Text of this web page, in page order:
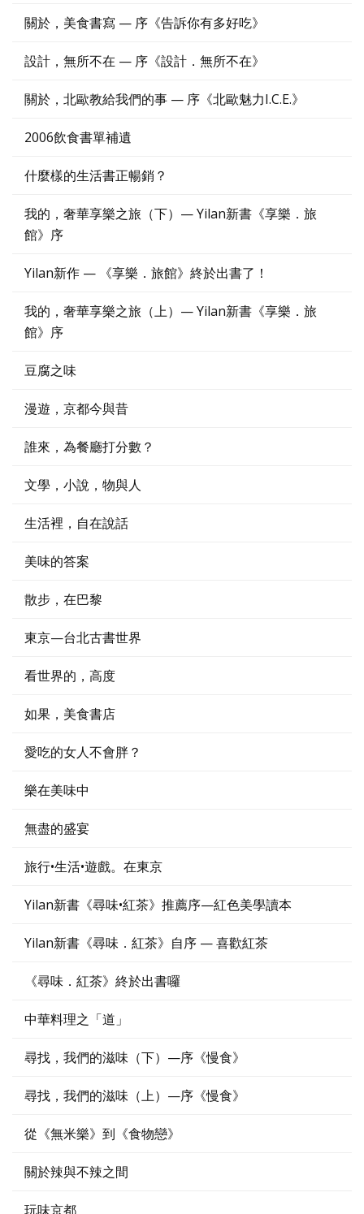
關於，美食書寫 — 序《告訴你有多好吃》
設計，無所不在 — 序《設計．無所不在》
關於，北歐教給我們的事 — 序《北歐魅力I.C.E.》
2006飲食書單補遺
什麼樣的生活書正暢銷？
我的，奢華享樂之旅（下）— Yilan新書《享樂．旅
館》序
Yilan新作 — 《享樂．旅館》終於出書了！
我的，奢華享樂之旅（上）— Yilan新書《享樂．旅
館》序
豆腐之味
漫遊，京都今與昔
誰來，為餐廳打分數？
文學，小說，物與人
生活裡，自在說話
美味的答案
散步，在巴黎
東京—台北古書世界
看世界的，高度
如果，美食書店
愛吃的女人不會胖？
樂在美味中
無盡的盛宴
旅行•生活•遊戲。在東京
Yilan新書《尋味•紅茶》推薦序—紅色美學讀本
Yilan新書《尋味．紅茶》自序 — 喜歡紅茶
《尋味．紅茶》終於出書囉
中華料理之「道」
尋找，我們的滋味（下）—序《慢食》
尋找，我們的滋味（上）—序《慢食》
從《無米樂》到《食物戀》
關於辣與不辣之間
玩味京都